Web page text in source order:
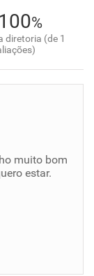
%
diretoria (de 1
muito bom
estar.